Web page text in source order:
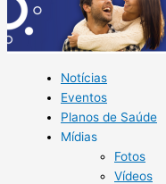
Notícias
Eventos
Planos de Saúde
Mídias
Fotos
Vídeos